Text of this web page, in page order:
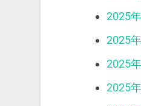
2025
2025
2025
2025